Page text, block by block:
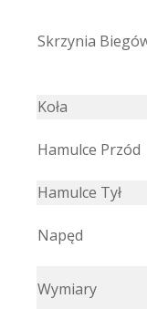
Skrzynia
Koła
Hamulce Przód
Hamulce Tył
Napęd
Wymiary